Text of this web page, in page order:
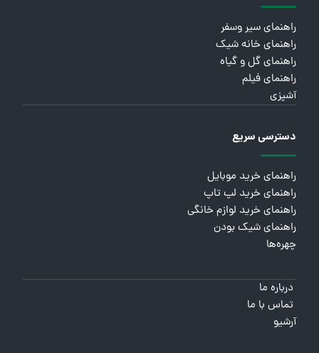
راهنمای سیر وسفر
راهنمای خانه شیک
راهنمای گل و گیاه
راهنمای فیلم
آشپزی
دسترسی سریع
راهنمای خرید موبایل
راهنمای خرید لپ تاپ
راهنمای خرید لوازم خانگی
راهنمای شیک بودن
چهره‌ها
درباره ما
تماس با ما
آرشیو